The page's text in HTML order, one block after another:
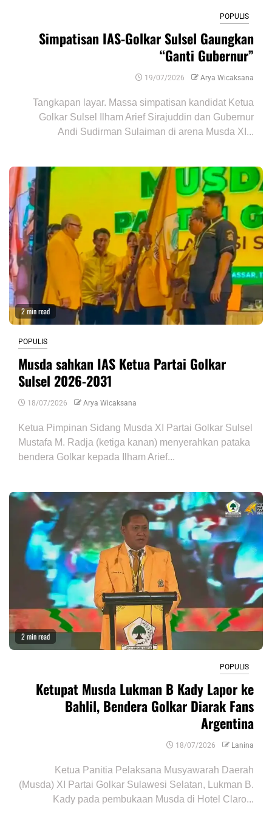
POPULIS
Simpatisan IAS-Golkar Sulsel Gaungkan
“Ganti Gubernur”
19/07/2026 Arya Wicaksana
Tangkapan layar. Massa simpatisan kandidat Ketua
Golkar Sulsel Ilham Arief Sirajuddin dan Gubernur
Andi Sudirman Sulaiman di arena Musda XI...
2 min read
POPULIS
Musda sahkan IAS Ketua Partai Golkar
Sulsel 2026-2031
18/07/2026 Arya Wicaksana
Ketua Pimpinan Sidang Musda XI Partai Golkar Sulsel
Mustafa M. Radja (ketiga kanan) menyerahkan pataka
bendera Golkar kepada Ilham Arief...
2 min read
POPULIS
Ketupat Musda Lukman B Kady Lapor ke
Bahlil, Bendera Golkar Diarak Fans
Argentina
18/07/2026 Lanina
Ketua Panitia Pelaksana Musyawarah Daerah
(Musda) XI Partai Golkar Sulawesi Selatan, Lukman B.
Kady pada pembukaan Musda di Hotel Claro...